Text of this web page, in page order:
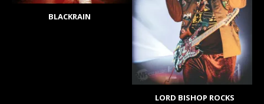
BLACKRAIN
LORD BISHOP ROCKS